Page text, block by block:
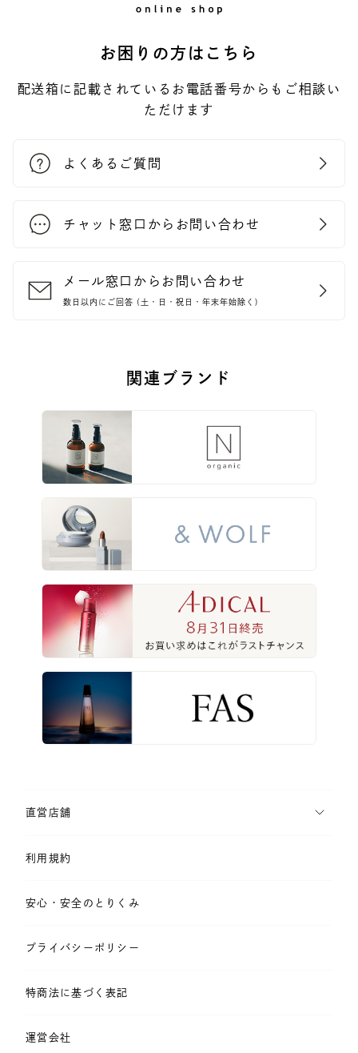
お困りの方はこちら
配送箱に記載されているお電話番号からもご相談い
ただけます
よくあるご質問
チャット窓口からお問い合わせ
メール窓口からお問い合わせ
数日以内にご回答 (土・日・祝日・年末年始除く)
関連ブランド
直営店舗
利用規約
安心・安全のとりくみ
プライバシーポリシー
特商法に基づく表記
運営会社